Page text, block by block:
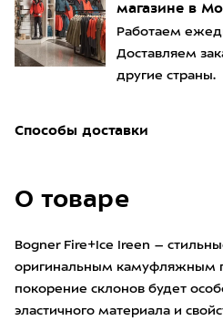
магазине в
Работаем
Доставляем
другие страны.
Способы доставки
О товаре
Bogner Fire+Ice Ireen –
оригинальным камуфляжным
покорение склонов будет
эластичного материала и